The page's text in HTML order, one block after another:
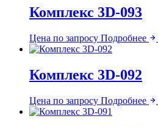
Комплекс 3D-093
Цена по запросу Подробнее
Комплекс 3D-092
Цена по запросу Подробнее